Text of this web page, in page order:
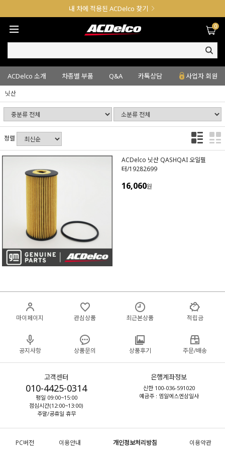
내 차에 적용된 ACDelco 찾기
0
ACDelco 소개 차종별 부품 Q&A 카톡상담 사업자 회원
닛산
정렬
ACDelco 닛산 QASHQAI 오일필
터/19282699
16,060원
마이페이지 관심상품 최근본상품 적립금
공지사항 상품문의 상품후기 주문/배송
고객센터
010-4425-0314
평일 09:00~15:00
점심시간(12:00~13:00)
주말/공휴일 휴무
은행계좌정보
신한 100-036-591020
예금주 : 엠알에스엔삼일사
PC버전 이용안내 개인정보처리방침 이용약관